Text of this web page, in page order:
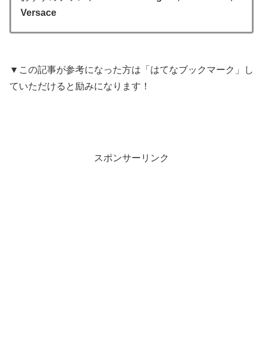
Versace
▼この記事が参考になった方は「はてなブックマーク」し
ていただけると励みになります！
スポンサーリンク